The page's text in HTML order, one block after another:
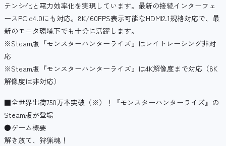
テンシ化と電力効率化を実現しています。最新の接続インターフェ
ースPCIe4.0にも対応。8K/60FPS表示可能なHDMI2.1規格対応で、最
新のモニタ環境下でも十分に活躍します。
※Steam版『モンスターハンターライズ』はレイトレーシング非対
応
※Steam版『モンスターハンターライズ』は4K解像度まで対応（8K
解像度は非対応）
■全世界出荷750万本突破（※）！『モンスターハンターライズ』の
Steam版が登場
●ゲーム概要
解き放て、狩猟魂！